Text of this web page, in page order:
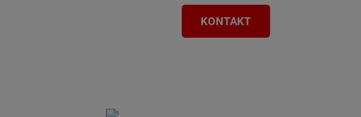
KONTAKT